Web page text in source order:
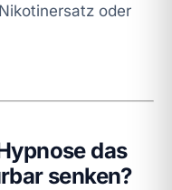
oder
das
senken?